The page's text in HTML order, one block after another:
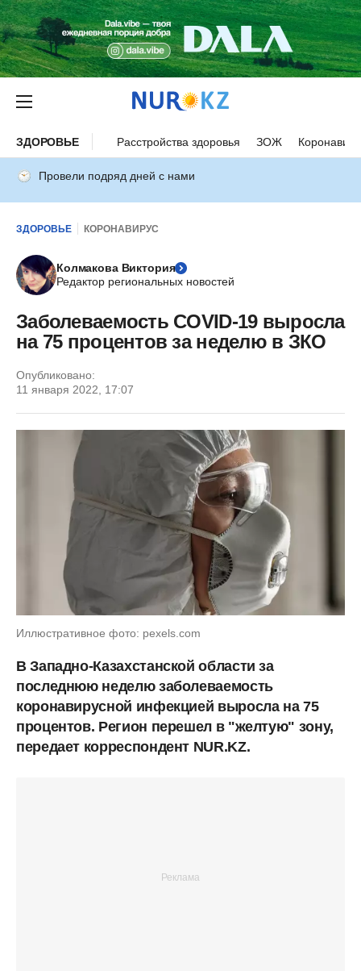
ЗДОРОВЬЕ Расстройства здоровья ЗОЖ
Провели подряд дней с нами
ЗДОРОВЬЕ КОРОНАВИРУС
Колмакова Виктория
Редактор региональных новостей
Заболеваемость COVID-19 выросла
на 75 процентов за неделю в ЗКО
Опубликовано:
11 января 2022, 17:07
Иллюстративное фото: pexels.com
В Западно-Казахстанской области за
последнюю неделю заболеваемость
коронавирусной инфекцией выросла на 75
процентов. Регион перешел в "желтую" зону,
передает корреспондент NUR.KZ.